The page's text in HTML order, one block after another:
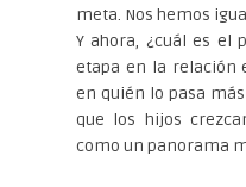
meta. Nos hemos
Y ahora, ¿cuál es el
etapa en la relación
en quién lo pasa
que los hijos
como un panorama